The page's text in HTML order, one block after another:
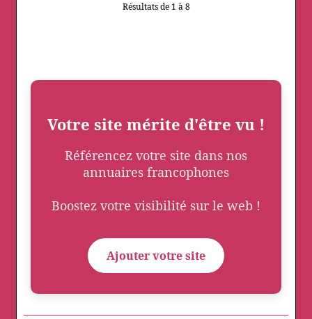
Résultats de 1 à 8
Votre site mérite d'être vu !
Référencez votre site dans nos
annuaires francophones
Boostez votre visibilité sur le web !
Ajouter votre site